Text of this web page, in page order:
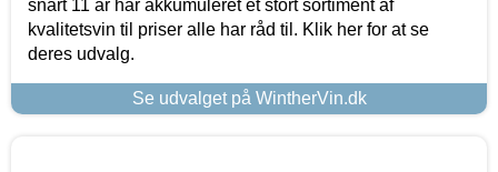
snart 11 år har akkumuleret et stort sortiment af
kvalitetsvin til priser alle har råd til. Klik her for at se
deres udvalg.
Se udvalget på WintherVin.dk